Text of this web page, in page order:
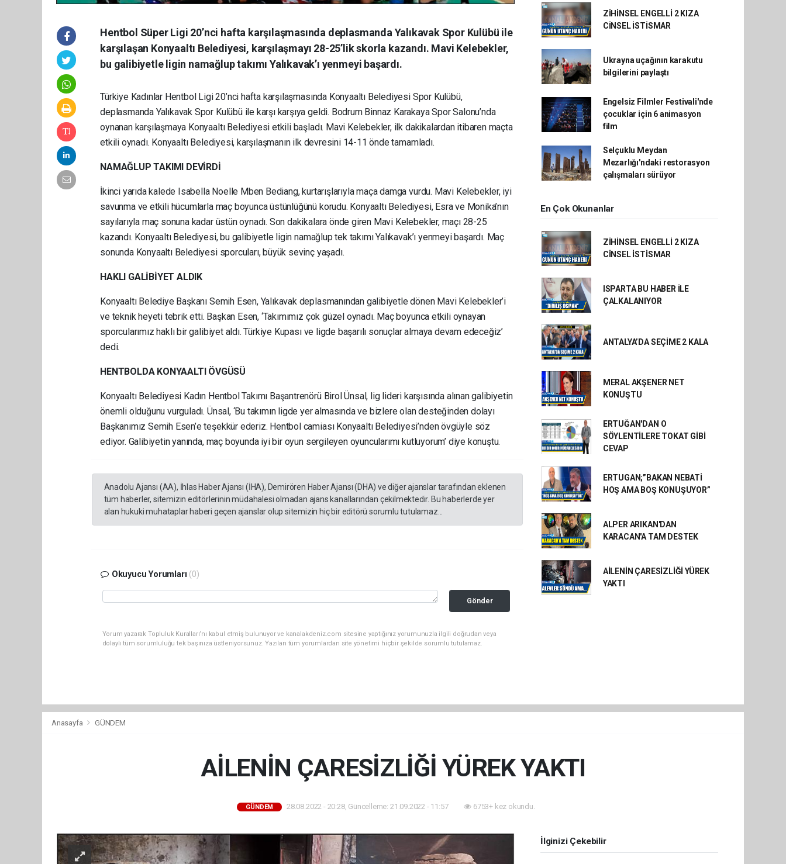
Hentbol Süper Ligi 20’nci hafta karşılaşmasında deplasmanda Yalıkavak Spor Kulübü ile
karşılaşan Konyaaltı Belediyesi, karşılaşmayı 28-25’lik skorla kazandı. Mavi Kelebekler,
bu galibiyetle ligin namağlup takımı Yalıkavak’ı yenmeyi başardı.
Türkiye Kadınlar Hentbol Ligi 20’nci hafta karşılaşmasında Konyaaltı Belediyesi Spor Kulübü,
deplasmanda Yalıkavak Spor Kulübü ile karşı karşıya geldi. Bodrum Binnaz Karakaya Spor Salonu’nda
oynanan karşılaşmaya Konyaaltı Belediyesi etkili başladı. Mavi Kelebekler, ilk dakikalardan itibaren maçta
etkili oynadı. Konyaaltı Belediyesi, karşılaşmanın ilk devresini 14-11 önde tamamladı.
NAMAĞLUP TAKIMI DEVİRDİ
İkinci yarıda kalede Isabella Noelle Mben Bediang, kurtarışlarıyla maça damga vurdu. Mavi Kelebekler, iyi
savunma ve etkili hücumlarla maç boyunca üstünlüğünü korudu. Konyaaltı Belediyesi, Esra ve Monika’nın
sayılarıyla maç sonuna kadar üstün oynadı. Son dakikalara önde giren Mavi Kelebekler, maçı 28-25
kazandı. Konyaaltı Belediyesi, bu galibiyetle ligin namağlup tek takımı Yalıkavak’ı yenmeyi başardı. Maç
sonunda Konyaaltı Belediyesi sporcuları, büyük sevinç yaşadı.
HAKLI GALİBİYET ALDIK
Konyaaltı Belediye Başkanı Semih Esen, Yalıkavak deplasmanından galibiyetle dönen Mavi Kelebekler’i
ve teknik heyeti tebrik etti. Başkan Esen, ‘Takımımız çok güzel oynadı. Maç boyunca etkili oynayan
sporcularımız haklı bir galibiyet aldı. Türkiye Kupası ve ligde başarılı sonuçlar almaya devam edeceğiz’
dedi.
HENTBOLDA KONYAALTI ÖVGÜSÜ
Konyaaltı Belediyesi Kadın Hentbol Takımı Başantrenörü Birol Ünsal, lig lideri karşısında alınan galibiyetin
önemli olduğunu vurguladı. Ünsal, ‘Bu takımın ligde yer almasında ve bizlere olan desteğinden dolayı
Başkanımız Semih Esen’e teşekkür ederiz. Hentbol camiası Konyaaltı Belediyesi’nden övgüyle söz
ediyor. Galibiyetin yanında, maç boyunda iyi bir oyun sergileyen oyuncularımı kutluyorum’ diye konuştu.
Anadolu Ajansı (AA), İhlas Haber Ajansı (İHA), Demirören Haber Ajansı (DHA) ve diğer ajanslar tarafından eklenen
tüm haberler, sitemizin editörlerinin müdahalesi olmadan ajans kanallarından çekilmektedir. Bu haberlerde yer
alan hukuki muhataplar haberi geçen ajanslar olup sitemizin hiç bir editörü sorumlu tutulamaz...
Okuyucu Yorumları (0)
Gönder
Yorum yazarak Topluluk Kuralları’nı kabul etmiş bulunuyor ve kanalakdeniz.com sitesine yaptığınız yorumunuzla ilgili doğrudan veya
dolaylı tüm sorumluluğu tek başınıza üstleniyorsunuz. Yazılan tüm yorumlardan site yönetimi hiçbir şekilde sorumlu tutulamaz.
ZİHİNSEL ENGELLİ 2 KIZA
CİNSEL İSTİSMAR
Ukrayna uçağının karakutu
bilgilerini paylaştı
Engelsiz Filmler Festivali'nde
çocuklar için 6 animasyon
film
Selçuklu Meydan
Mezarlığı'ndaki restorasyon
çalışmaları sürüyor
En Çok Okunanlar
ZİHİNSEL ENGELLİ 2 KIZA
CİNSEL İSTİSMAR
ISPARTA BU HABER İLE
ÇALKALANIYOR
ANTALYA’DA SEÇİME 2 KALA
MERAL AKŞENER NET
KONUŞTU
ERTUĞAN'DAN O
SÖYLENTİLERE TOKAT GİBİ
CEVAP
ERTUGAN;”BAKAN NEBATİ
HOŞ AMA BOŞ KONUŞUYOR”
ALPER ARIKAN'DAN
KARACAN'A TAM DESTEK
AİLENİN ÇARESİZLİĞİ YÜREK
YAKTI
Anasayfa GÜNDEM
AİLENİN ÇARESİZLİĞİ YÜREK YAKTI
GÜNDEM 28.08.2022 - 20:28, Güncelleme: 21.09.2022 - 11:57 6753+ kez okundu.
İlginizi Çekebilir